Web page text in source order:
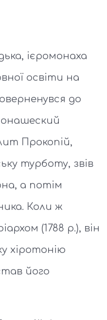
ієромонаха
освіти на
до
Прокопій,
турботу, звів
а потім
Коли ж
(1788 р.), він
хіротонію
його